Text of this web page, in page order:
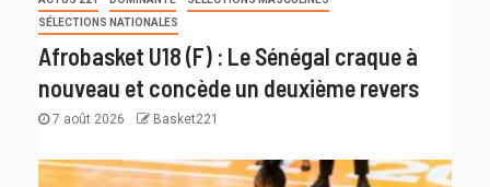
SÉLECTIONS NATIONALES
Afrobasket U18 (F) : Le Sénégal craque à
nouveau et concède un deuxième revers
7 août 2026 Basket221